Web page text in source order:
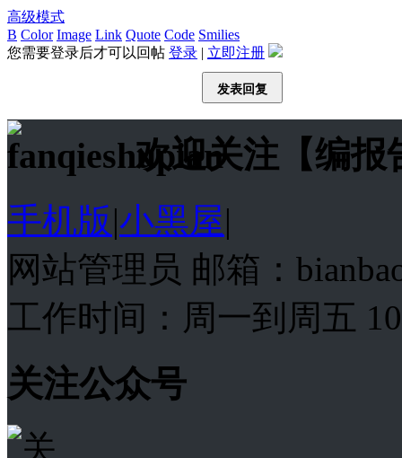
高级模式
B Color Image Link Quote Code Smilies
您需要登录后才可以回帖 登录 | 立即注册
发表回复
欢迎关注【编报
手机版|小黑屋|
网站管理员 邮箱：
工作时间：周一到周五
关注公众号